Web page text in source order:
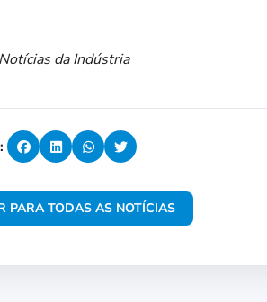
da Indústria
PARA TODAS AS NOTÍCIAS